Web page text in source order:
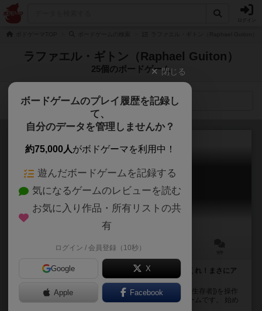
ラファエル・ギトン（Raphael Guiton）
25個のボードゲーム
検索メニュー
ゾンビサイド
Zombicide
60～80分
武器を捜して、迫り来るゾンビを倒して倒して倒しまくれ！まさにア
メリカンパニックムービーの様な協力ボードゲーム！
プレイヤーは個性豊かなキャラクター(以下サバイバー[生存者])を操作
し、ゾンビが迫り来る世界を生き抜く協力系ボードゲームです。 始め
閉じる
ボードゲームのプレイ履歴を記録し
て、
自分のデータを管理しませんか？
約75,000人がボドゲーマを利用中！
遊んだボードゲームを記録する
気になるゲームのレビューを読む
お気に入り作品・所有リストの共
有
ログイン / 会員登録（10秒）
Google X
Apple Facebook